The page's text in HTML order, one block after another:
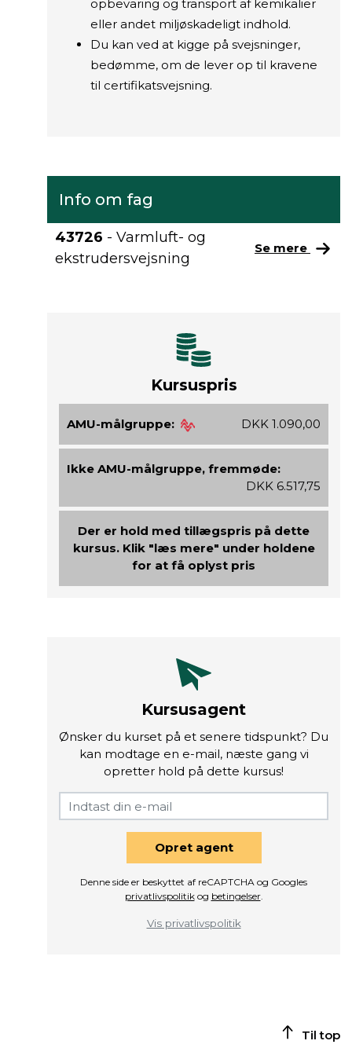
opbevaring og transport af kemikalier
eller andet miljøskadeligt indhold.
Du kan ved at kigge på svejsninger,
bedømme, om de lever op til kravene
til certifikatsvejsning.
Info om fag
43726 - Varmluft- og
ekstrudersvejsning
Se mere
Kursuspris
AMU-målgruppe: DKK 1.090,00
Ikke AMU-målgruppe, fremmøde:
DKK 6.517,75
Der er hold med tillægspris på dette
kursus. Klik "læs mere" under holdene
for at få oplyst pris
Kursusagent
Ønsker du kurset på et senere tidspunkt? Du
kan modtage en e-mail, næste gang vi
opretter hold på dette kursus!
Opret agent
Denne side er beskyttet af reCAPTCHA og Googles
privatlivspolitikog betingelser.
Vis privatlivspolitik
Til top